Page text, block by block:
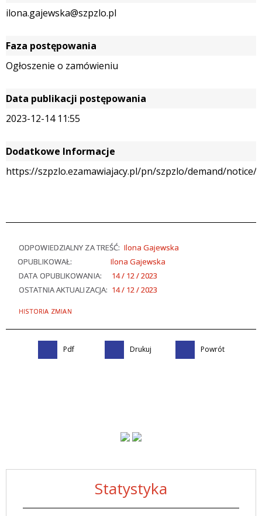
Statystyka
ilona.gajewska@szpzlo.pl
Faza postępowania
Ogłoszenie o zamówieniu
Data publikacji postępowania
2023-12-14 11:55
Dodatkowe Informacje
https://szpzlo.ezamawiajacy.pl/pn/szpzlo/demand/notice/
ODPOWIEDZIALNY ZA TREŚĆ: Ilona Gajewska
OPUBLIKOWAŁ:
Ilona Gajewska
DATA OPUBLIKOWANIA:
14 / 12 / 2023
OSTATNIA AKTUALIZACJA: 14 / 12 / 2023
HISTORIA ZMIAN
Pdf Drukuj Powrót